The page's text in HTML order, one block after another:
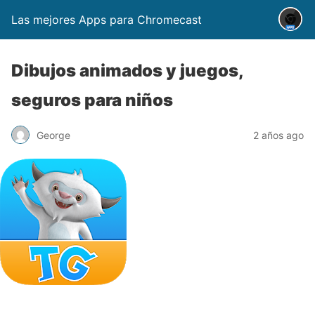
Las mejores Apps para Chromecast
Dibujos animados y juegos,
seguros para niños
George 2 años ago